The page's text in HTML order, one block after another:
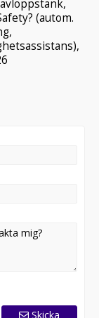
(autom.
Skicka